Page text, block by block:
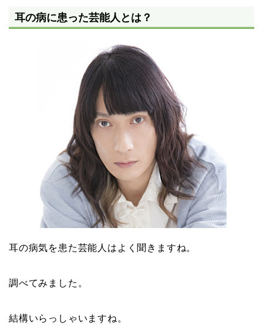
耳の病に患った芸能人とは？
耳の病気を患た芸能人はよく聞きますね。
調べてみました。
結構いらっしゃいますね。